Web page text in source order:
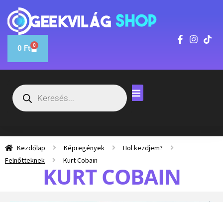
0 Ft 0
Kezdőlap Képregények
Hol kezdjem?
Felnőtteknek
Kurt Cobain
KURT COBAIN